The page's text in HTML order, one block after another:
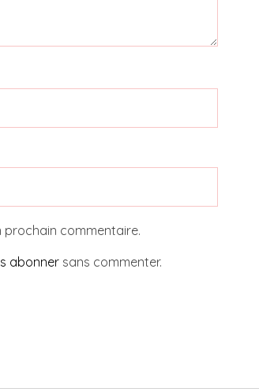
prochain commentaire.
abonner sans commenter.